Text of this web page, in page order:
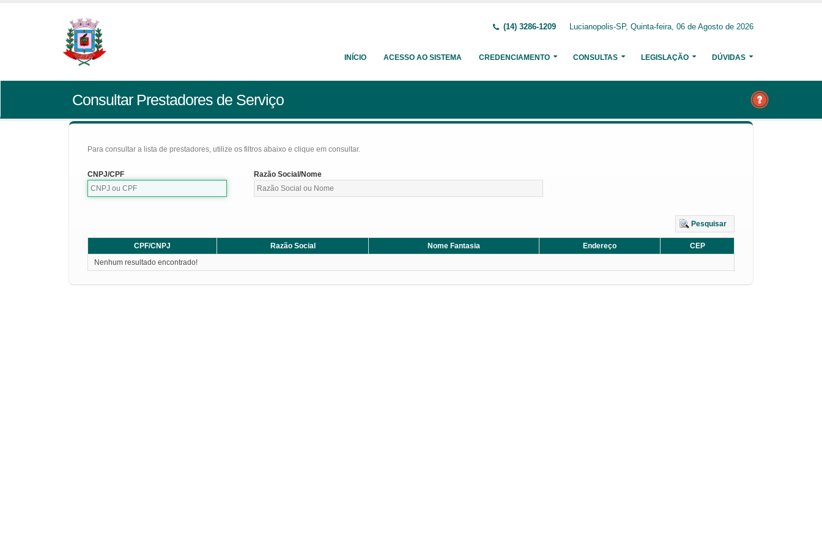
(14) 3286-1209 Lucianopolis-SP, Quinta-feira, 06 de Agosto de 2026
INÍCIO ACESSO AO SISTEMA CREDENCIAMENTO CONSULTAS LEGISLAÇÃO DÚVIDAS
Consultar Prestadores de Serviço
Para consultar a lista de prestadores, utilize os filtros abaixo e clique em consultar.
CNPJ/CPF Razão Social/Nome
Pesquisar
CPF/CNPJ Razão Social Nome Fantasia Endereço
CEP
Nenhum resultado encontrado!